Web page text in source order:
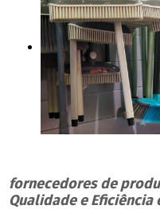
fornecedores de
Qualidade e Eficiência